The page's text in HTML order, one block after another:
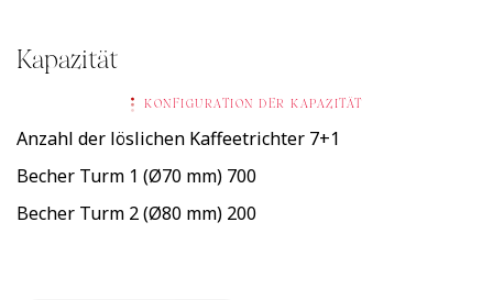
Kapazität
KONFIGURATION DER KAPAZITÄT
Anzahl der löslichen Kaffeetrichter 7+1
Becher Turm 1 (Ø70 mm) 700
Becher Turm 2 (Ø80 mm) 200